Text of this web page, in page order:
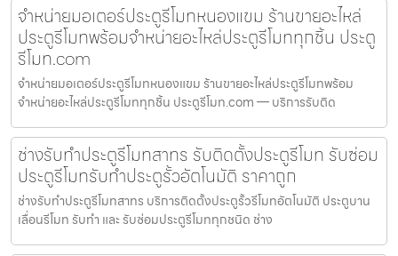
จำหน่ายมอเตอร์ประตูรีโมทหนองแขม ร้านขายอะไหล่
ประตูรีโมทพร้อมจำหน่ายอะไหล่ประตูรีโมททุกชิ้น ประตู
รีโมท.com
จำหน่ายมอเตอร์ประตูรีโมทหนองแขม ร้านขายอะไหล่ประตูรีโมทพร้อม
จำหน่ายอะไหล่ประตูรีโมททุกชิ้น ประตูรีโมท.com — บริการรับติด
ช่างรับทำประตูรีโมทสาทร รับติดตั้งประตูรีโมท รับซ่อม
ประตูรีโมทรับทำประตูรั้วอัตโนมัติ ราคาถูก
ช่างรับทำประตูรีโมทสาทร บริการติดตั้งประตูรั้วรีโมทอัตโนมัติ ประตูบาน
เลื่อนรีโมท รับทำ และ รับซ่อมประตูรีโมททุกชนิด ช่าง